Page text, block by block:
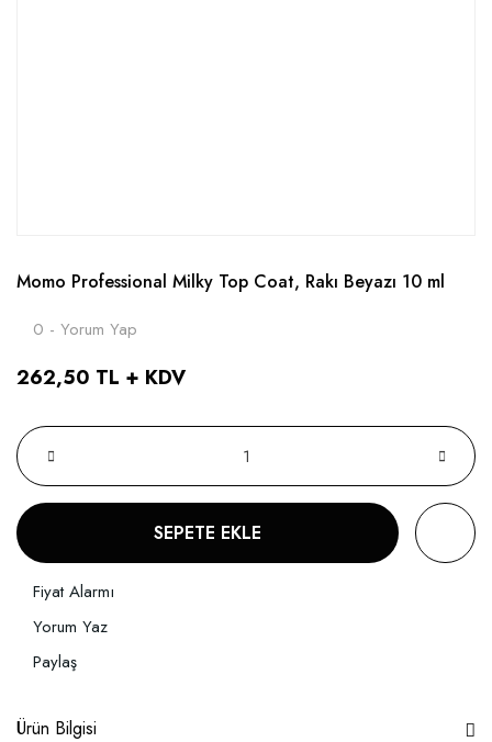
Momo Professional Milky Top Coat, Rakı Beyazı 10 ml
0 - Yorum Yap
262,50 TL + KDV
SEPETE EKLE
Fiyat Alarmı
Yorum Yaz
Paylaş
Ürün Bilgisi